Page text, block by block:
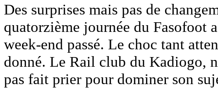
Des surprises mais pas de
quatorzième journée du Fasofoot
week-end passé. Le choc tant
donné. Le Rail club du Kadiogo,
pas fait prier pour dominer son